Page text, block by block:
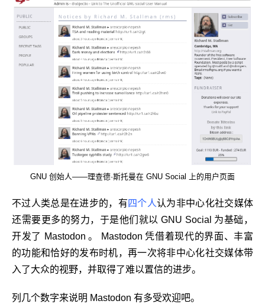
GNU 创始人——理查德·斯托曼在 GNU Social 上的用户页面
不过人类总是在进步的，有四个人认为非中心化社交媒体
还需要更多的努力，于是他们就以 GNU Social 为基础，
开发了 Mastodon 。 Mastodon 凭借着现代的界面、丰富
的功能和恰好的发布时机，再一次将非中心化社交媒体带
入了大众的视野，并取得了难以置信的进步。
列几个数字来说明 Mastodon 有多受欢迎吧。